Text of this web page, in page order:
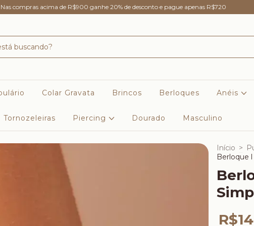
Nas compras acima de R$900 ganhe 20% de desconto e pague apenas R$720
Colar Gravata Brincos Berloques Anéis
Tornozeleiras Piercing Dourado Masculino
Início >
Berloque